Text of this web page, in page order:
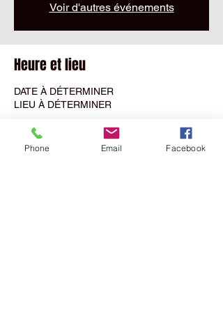
Voir d'autres événements
Heure et lieu
DATE À DÉTERMINER
LIEU À DÉTERMINER
Partager cet événement
Phone Email Facebook